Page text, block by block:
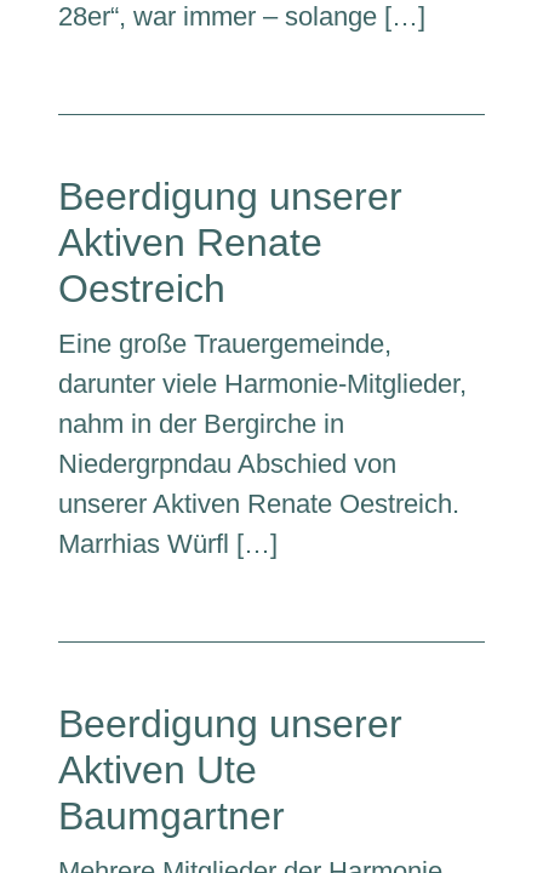
28er“, war immer – solange […]
Beerdigung unserer
Aktiven Renate
Oestreich
Eine große Trauergemeinde,
darunter viele Harmonie-Mitglieder,
nahm in der Bergirche in
Niedergrpndau Abschied von
unserer Aktiven Renate Oestreich.
Marrhias Würfl […]
Beerdigung unserer
Aktiven Ute
Baumgartner